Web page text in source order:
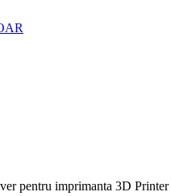
pentru imprimanta 3D